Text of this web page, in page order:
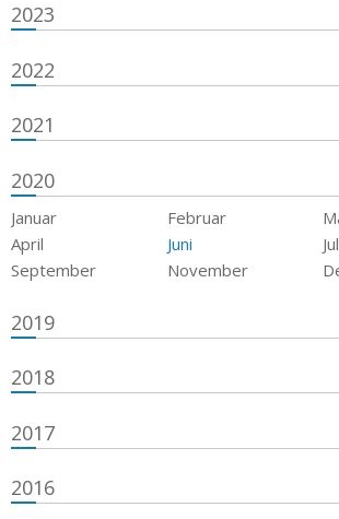
2023
2022
2021
2020
Januar Februar
April
Juni
September
November
2019
2018
2017
2016